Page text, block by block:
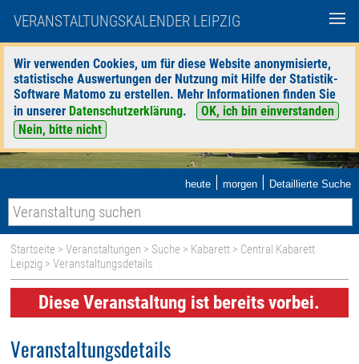
VERANSTALTUNGSKALENDER LEIPZIG
Wir verwenden Cookies, um für diese Website anonymisierte,
statistische Auswertungen der Nutzung mit Hilfe der Statistik-
Software Matomo zu erstellen. Mehr Informationen finden Sie
in unserer Datenschutzerklärung.
OK, ich bin einverstanden
Nein, bitte nicht
heute | morgen | Detaillierte Suche
Startseite >Veranstaltungen > Suche > Kabarett > Central Kabarett
Leipzig > Veranstaltungsdetails
Diese Veranstaltung ist bereits vorbei.
Veranstaltungsdetails